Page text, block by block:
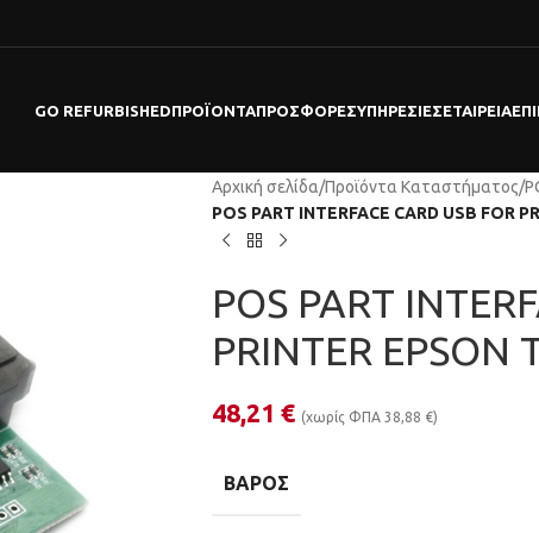
GO REFURBISHEDΠΡΟΪΌΝΤΑΠΡΟΣΦΟΡΕΣΥΠΗΡΕΣΊΕΣΕΤΑΙΡΕΊΑ
Αρχική σελίδα/Προϊόντα Καταστήματος/
POS PART INTERFACE CARD USB FOR
POS PART
PRINTER
48,21 € (χωρίς ΦΠΑ 38,88 €)
ΒΆΡΟΣ